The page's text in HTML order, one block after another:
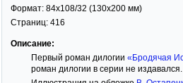
Формат: 84x108/32 (130x200 мм)
Страниц: 416
Описание:
Первый роман дилогии «Бродячая
роман дилогии в серии не издавался.